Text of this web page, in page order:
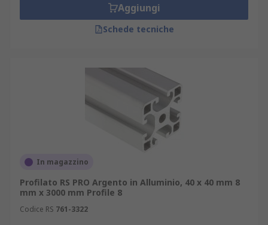
Aggiungi
Schede tecniche
In magazzino
Profilato RS PRO Argento in Alluminio, 40 x 40 mm 8
mm x 3000 mm Profile 8
Codice RS 761-3322